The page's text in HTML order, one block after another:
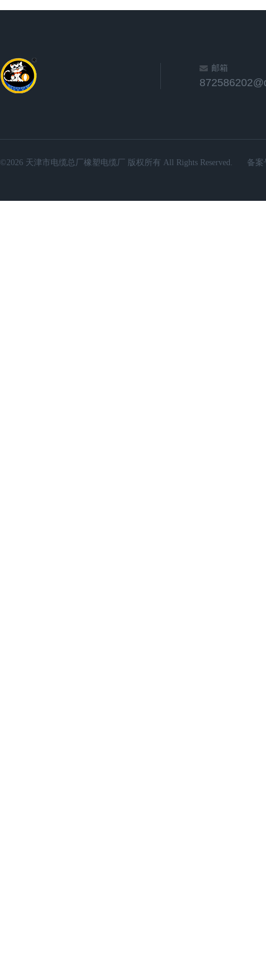
邮箱
©2026 天津市电缆总厂橡塑电缆厂 版权所有 All Rights Reserved. 备案